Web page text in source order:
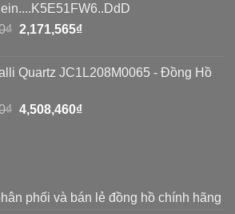
đơn
là:
16,569,571₫.
tại
₫ Giá
2,436,390₫.
2,171,565₫Giá
là:
Quartz JC1L208M0065 - Đồng Hồ
₫ Giá
4,508,460₫Giá
phối và bán lẻ đồng hồ chính hãng